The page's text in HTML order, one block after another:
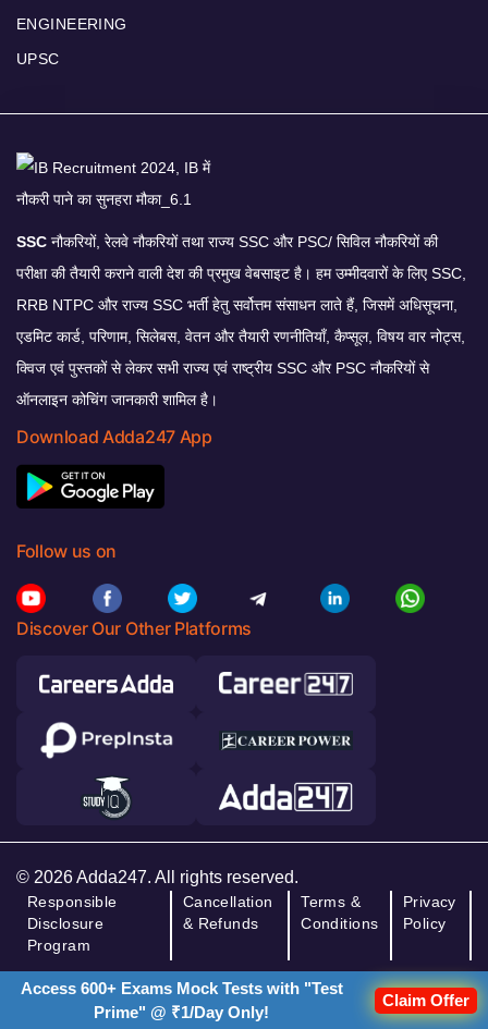
ENGINEERING
UPSC
SSC नौकरियों, रेलवे नौकरियों तथा राज्य SSC और PSC/ सिविल नौकरियों की
परीक्षा की तैयारी कराने वाली देश की प्रमुख वेबसाइट है। हम उम्मीदवारों के लिए SSC,
RRB NTPC और राज्य SSC भर्ती हेतु सर्वोत्तम संसाधन लाते हैं, जिसमें अधिसूचना,
एडमिट कार्ड, परिणाम, सिलेबस, वेतन और तैयारी रणनीतियाँ, कैप्सूल, विषय वार नोट्स,
क्विज एवं पुस्तकों से लेकर सभी राज्य एवं राष्ट्रीय SSC और PSC नौकरियों से
ऑनलाइन कोचिंग जानकारी शामिल है।
Download Adda247 App
Follow us on
Discover Our Other Platforms
© 2026 Adda247. All rights reserved.
Responsible
Disclosure
Program
Cancellation
& Refunds
Terms &
Conditions
Privacy
Policy
Access 600+ Exams Mock Tests with "Test
Prime" @ ₹1/Day Only!
Claim Offer